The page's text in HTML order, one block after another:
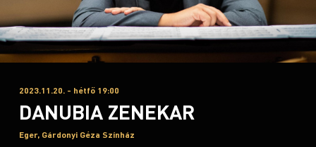
2023.11.20. - hétfő 19:00
DANUBIA ZENEKAR
Eger, Gárdonyi Géza Színház